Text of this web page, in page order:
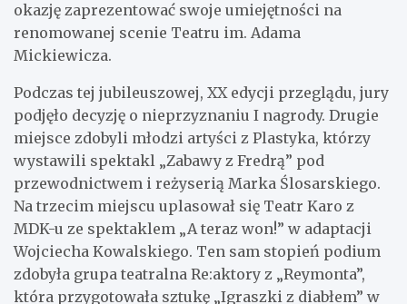
okazję zaprezentować swoje umiejętności na
renomowanej scenie Teatru im. Adama
Mickiewicza.
Podczas tej jubileuszowej, XX edycji przeglądu, jury
podjęło decyzję o nieprzyznaniu I nagrody. Drugie
miejsce zdobyli młodzi artyści z Plastyka, którzy
wystawili spektakl „Zabawy z Fredrą” pod
przewodnictwem i reżyserią Marka Ślosarskiego.
Na trzecim miejscu uplasował się Teatr Karo z
MDK-u ze spektaklem „A teraz won!” w adaptacji
Wojciecha Kowalskiego. Ten sam stopień podium
zdobyła grupa teatralna Re:aktory z „Reymonta”,
która przygotowała sztukę „Igraszki z diabłem” w